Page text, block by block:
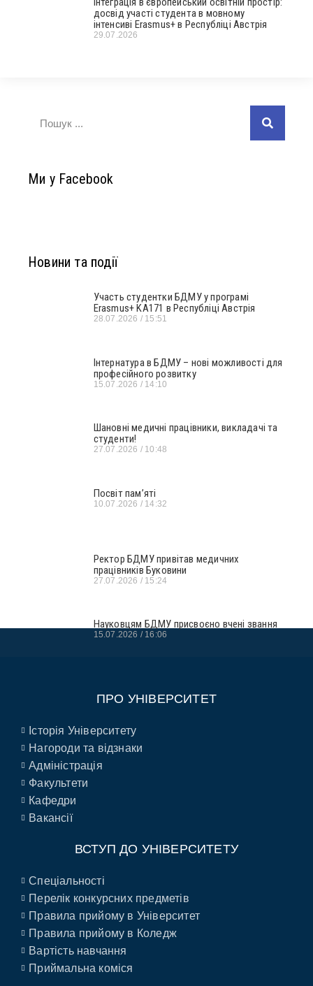
досвід участі студента в мовному
інтенсиві Erasmus+ в Республіці Австрія
29.07.2026
Ми у Facebook
Новини та події
Участь студентки БДМУ у програмі
Erasmus+ KA171 в Республіці Австрія
28.07.2026 15:51
Інтернатура в БДМУ – нові можливості для
професійного розвитку
15.07.2026 14:10
Шановні медичні працівники, викладачі та
студенти!
27.07.2026 10:48
Посвіт пам’яті
10.07.2026 14:32
Ректор БДМУ привітав медичних
працівників Буковини
27.07.2026 15:24
Науковцям БДМУ присвоєно вчені звання
15.07.2026 16:06
ПРО УНІВЕРСИТЕТ
Історія Університету
Нагороди та відзнаки
Адміністрація
Факультети
Кафедри
Вакансії
ВСТУП ДО УНІВЕРСИТЕТУ
Спеціальності
Перелік конкурсних предметів
Правила прийому в Університет
Правила прийому в Коледж
Вартість навчання
Приймальна коміся